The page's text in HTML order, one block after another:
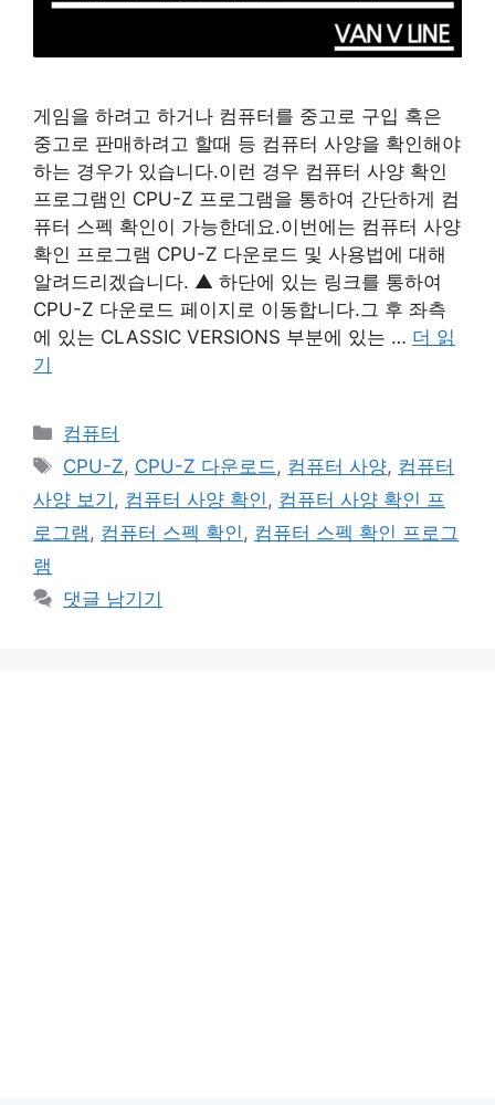
게임을 하려고 하거나 컴퓨터를 중고로 구입 혹은
중고로 판매하려고 할때 등 컴퓨터 사양을 확인해야
하는 경우가 있습니다.이런 경우 컴퓨터 사양 확인
프로그램인 CPU-Z 프로그램을 통하여 간단하게 컴
퓨터 스펙 확인이 가능한데요.이번에는 컴퓨터 사양
확인 프로그램 CPU-Z 다운로드 및 사용법에 대해
알려드리겠습니다. ▲ 하단에 있는 링크를 통하여
CPU-Z 다운로드 페이지로 이동합니다.그 후 좌측
에 있는 CLASSIC VERSIONS 부분에 있는 … 더 읽
기
카
테
리
컴퓨터
태
그
CPU-Z, CPU-Z 다운로드 , 컴퓨터 사양, 컴퓨터
사양 보기 , 컴퓨터 사양 확인 , 컴퓨터 사양 확인 프
로그램 , 컴퓨터 스펙 확인 , 컴퓨터 스펙 확인 프로그
램
댓글 남기기